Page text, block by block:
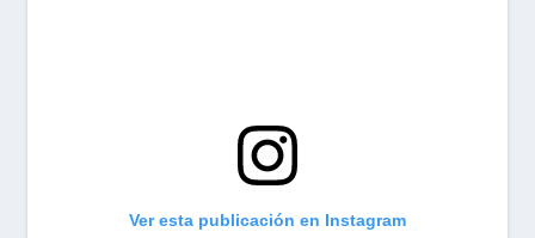
Ver esta publicación en Instagram